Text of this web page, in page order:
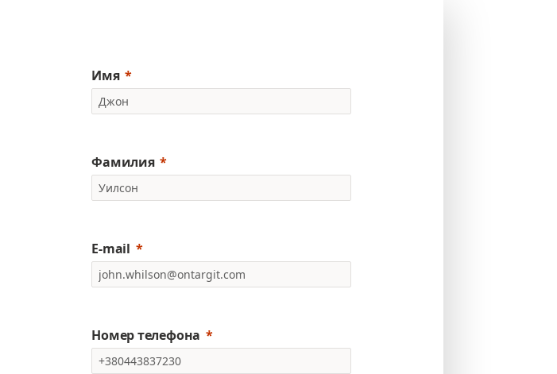
Имя
Фамилия
E-mail
Номер телефона